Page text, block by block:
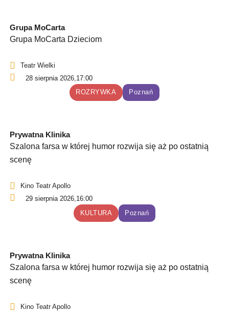
Grupa MoCarta
Grupa MoCarta Dzieciom
Teatr Wielki
28 sierpnia 2026,17:00
ROZRYWKA
Poznań
Prywatna Klinika
Szalona farsa w której humor rozwija się aż po ostatnią
scenę
Kino Teatr Apollo
29 sierpnia 2026,16:00
KULTURA
Poznań
Prywatna Klinika
Szalona farsa w której humor rozwija się aż po ostatnią
scenę
Kino Teatr Apollo